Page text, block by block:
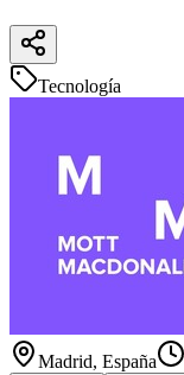
Tecnología
Madrid, España